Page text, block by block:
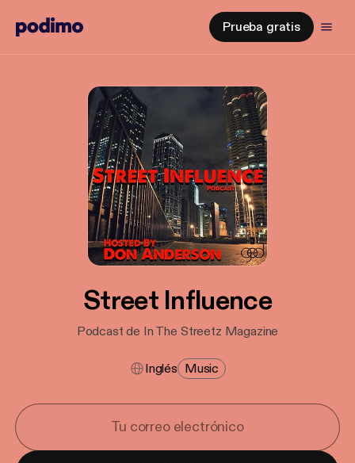
Prueba gratis
Street Influence
Podcast de In The Streetz Magazine
Inglés Music